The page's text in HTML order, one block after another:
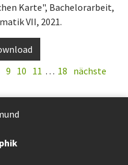
Karte", Bachelorarbeit,
VII, 2021.
9 10 11 … 18 nächste